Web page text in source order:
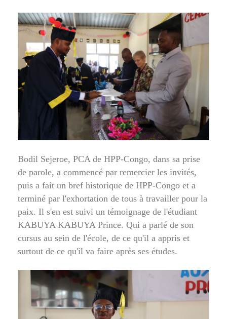
Bodil Sejeroe, PCA de HPP-Congo, dans sa prise
de parole, a commencé par remercier les invités,
puis a fait un bref historique de HPP-Congo et a
terminé par l'exhortation de tous à travailler pour la
paix. Il s'en est suivi un témoignage de l'étudiant
KABUYA KABUYA Prince. Qui a parlé de son
cursus au sein de l'école, de ce qu'il a appris et
surtout de ce qu'il va faire après ses études.